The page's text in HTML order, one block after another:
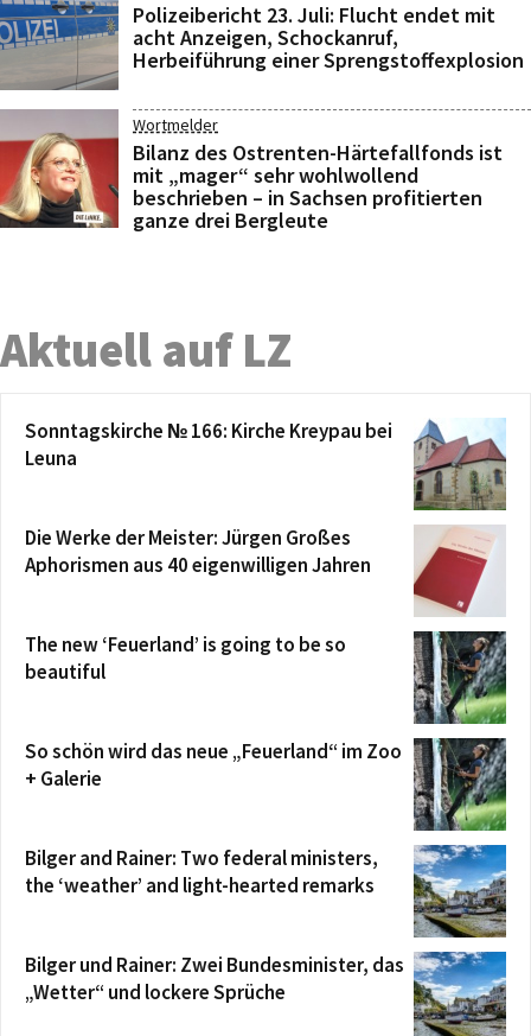
Polizeibericht 23. Juli: Flucht endet mit
acht Anzeigen, Schockanruf,
Herbeiführung einer Sprengstoffexplosion
Wortmelder
Bilanz des Ostrenten-Härtefallfonds ist
mit „mager“ sehr wohlwollend
beschrieben – in Sachsen profitierten
ganze drei Bergleute
Aktuell auf LZ
Sonntagskirche № 166: Kirche Kreypau bei
Leuna
Die Werke der Meister: Jürgen Großes
Aphorismen aus 40 eigenwilligen Jahren
The new ‘Feuerland’ is going to be so
beautiful
So schön wird das neue „Feuerland“ im Zoo
+ Galerie
Bilger and Rainer: Two federal ministers,
the ‘weather’ and light-hearted remarks
Bilger und Rainer: Zwei Bundesminister, das
„Wetter“ und lockere Sprüche